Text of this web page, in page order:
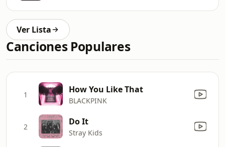
Ver Lista
Canciones Populares
1 How You Like That
BLACKPINK
2 Do It
Stray Kids